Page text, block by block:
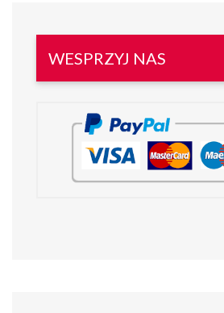
WESPRZYJ NAS